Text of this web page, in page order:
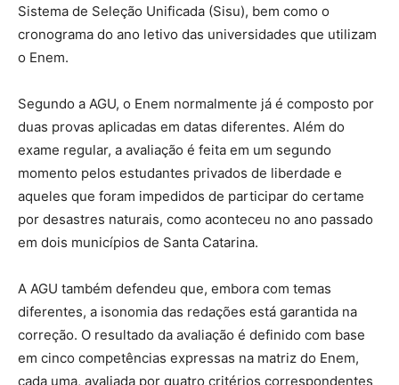
Sistema de Seleção Unificada (Sisu), bem como o
cronograma do ano letivo das universidades que utilizam
o Enem.
Segundo a AGU, o Enem normalmente já é composto por
duas provas aplicadas em datas diferentes. Além do
exame regular, a avaliação é feita em um segundo
momento pelos estudantes privados de liberdade e
aqueles que foram impedidos de participar do certame
por desastres naturais, como aconteceu no ano passado
em dois municípios de Santa Catarina.
A AGU também defendeu que, embora com temas
diferentes, a isonomia das redações está garantida na
correção. O resultado da avaliação é definido com base
em cinco competências expressas na matriz do Enem,
cada uma, avaliada por quatro critérios correspondentes